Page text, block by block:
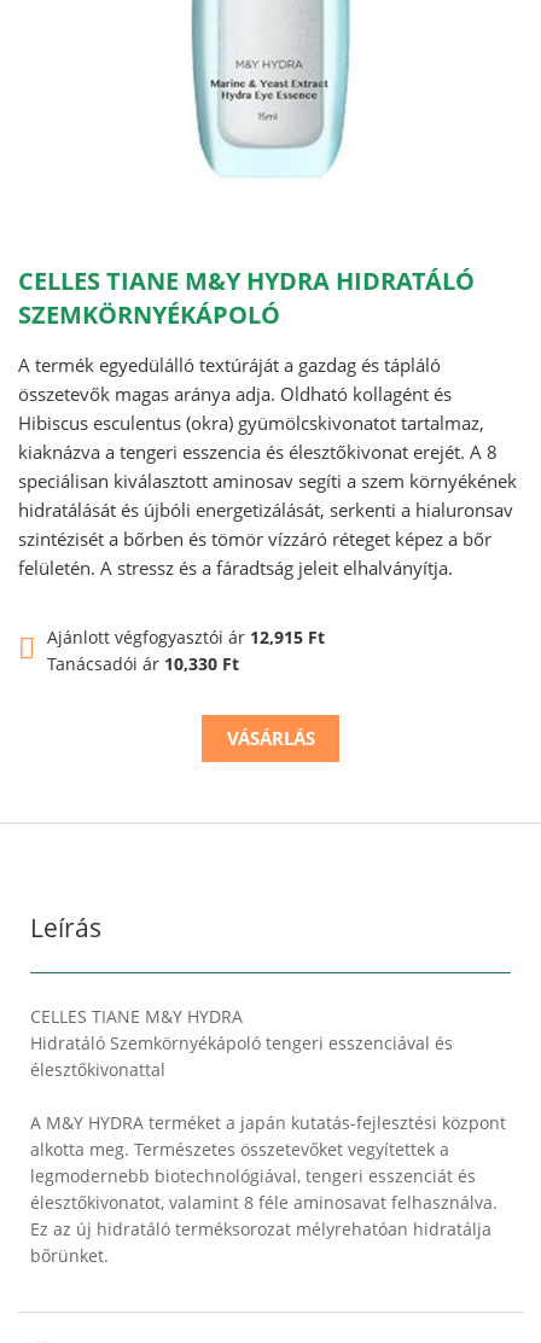
CELLES TIANE M&Y HYDRA HIDRATÁLÓ
SZEMKÖRNYÉKÁPOLÓ
A termék egyedülálló textúráját a gazdag és tápláló
összetevők magas aránya adja. Oldható kollagént és
Hibiscus esculentus (okra) gyümölcskivonatot tartalmaz,
kiaknázva a tengeri esszencia és élesztőkivonat erejét. A 8
speciálisan kiválasztott aminosav segíti a szem környékének
hidratálását és újbóli energetizálását, serkenti a hialuronsav
szintézisét a bőrben és tömör vízzáró réteget képez a bőr
felületén. A stressz és a fáradtság jeleit elhalványítja.
Ajánlott végfogyasztói ár 12,915 Ft
Tanácsadói ár 10,330 Ft
VÁSÁRLÁS
Leírás
CELLES TIANE M&Y HYDRA
Hidratáló Szemkörnyékápoló tengeri esszenciával és
élesztőkivonattal
A M&Y HYDRA terméket a japán kutatás-fejlesztési központ
alkotta meg. Természetes összetevőket vegyítettek a
legmodernebb biotechnológiával, tengeri esszenciát és
élesztőkivonatot, valamint 8 féle aminosavat felhasználva.
Ez az új hidratáló terméksorozat mélyrehatóan hidratálja
bőrünket.